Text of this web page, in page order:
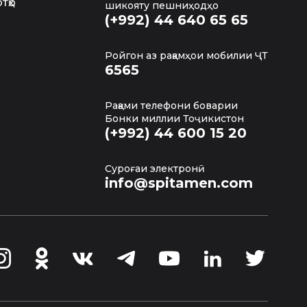
ва барои қарзҳои зиёда аз 1 сол 365 рӯз
маблағҳои ҷалбшуда ҳамин таври зерин
қулай ва зуд харидани хона аз биноҳои
шикояту пешниҳодҳо
(+992) 44 640 65 65
Ройгон аз рақамҳои мобилии ҶТ
6565
Рақами телефони боварии
Бонки миллии Тоҷикистон
(+992) 44 600 15 20
Суроғаи электронӣ
info@spitamen.com